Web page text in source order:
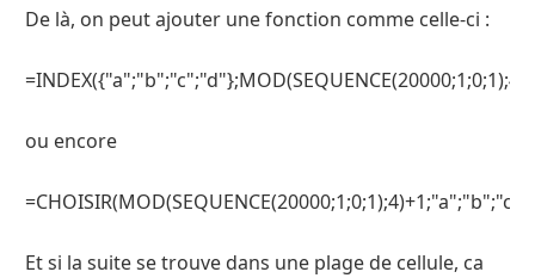
De là, on peut ajouter une fonction comme celle-ci :
ou encore
Et si la suite se trouve dans une plage de cellule, ca